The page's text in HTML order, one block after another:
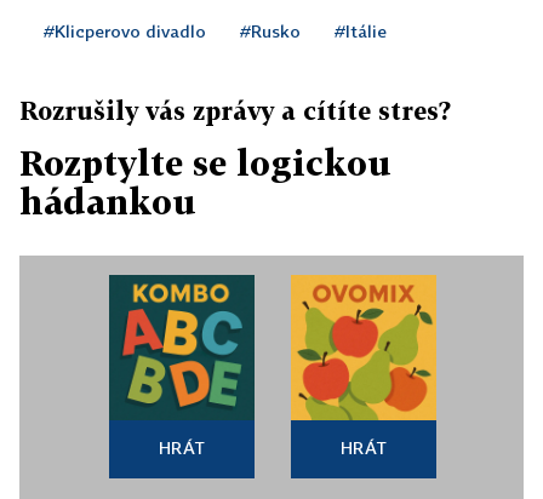
#Klicperovo divadlo #Rusko #Itálie
Rozrušily vás zprávy a cítíte stres?
Rozptylte se logickou
hádankou
HRÁT HRÁT